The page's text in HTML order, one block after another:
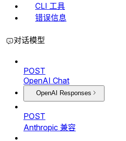
CLI 工具
错误信息
对话模型
POST
OpenAI Chat
OpenAI Responses
POST
Anthropic 兼容